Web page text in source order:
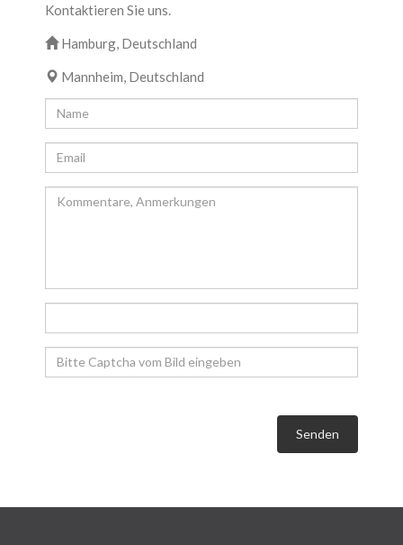
Kontaktieren Sie uns.
Hamburg, Deutschland
Mannheim, Deutschland
Senden